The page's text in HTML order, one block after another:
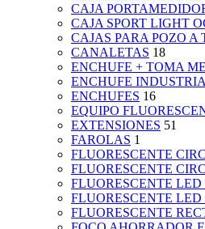
CAJA
CAJA SPORT LIGHT
CAJAS PARA POZO A
CANALETAS 18
ENCHUFE + TOMA
ENCHUFE
ENCHUFES 16
EQUIPO
EXTENSIONES 51
FAROLAS 1
FLUORESCENTE
FLUORESCENTE
FLUORESCENTE
FLUORESCENTE LED
FLUORESCENTE